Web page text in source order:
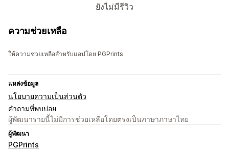
ยังไม่มีรีวิว
ความช่วยเหลือ
ให้ความช่วยเหลือสำหรับแอปโดย PGPrints
แหล่งข้อมูล
นโยบายความเป็นส่วนตัว
คำถามที่พบบ่อย
ผู้พัฒนารายนี้ไม่มีการช่วยเหลือโดยตรงเป็นภาษาภาษาไทย
ผู้พัฒนา
PGPrints